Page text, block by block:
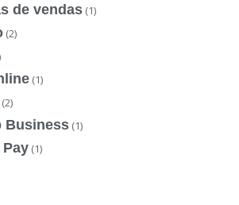
de vendas (1)
(2)
(1)
(2)
Business (1)
(1)